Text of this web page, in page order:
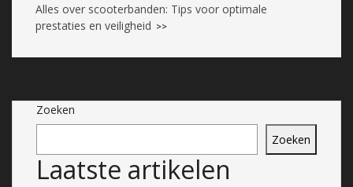
Alles over scooterbanden: Tips voor optimale
prestaties en veiligheid >>
Zoeken
Zoeken
Laatste artikelen